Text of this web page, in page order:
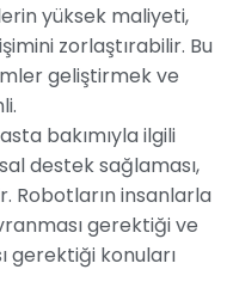
yüksek maliyeti,
zorlaştırabilir. Bu
geliştirmek ve
bakımıyla ilgili
destek sağlaması,
Robotların insanlarla
gerektiği ve
gerektiği konuları